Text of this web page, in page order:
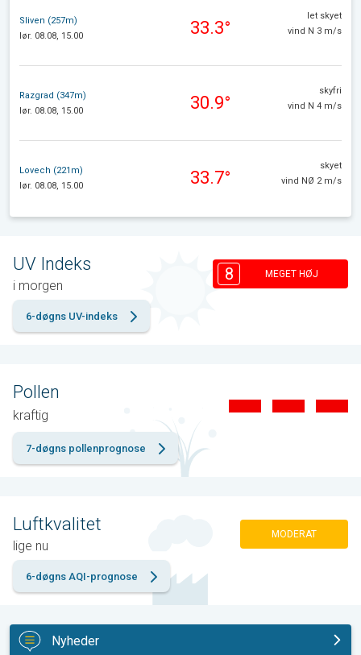
Sliven (257m)
lør. 08.08, 15.00
33.3°
let skyet
vind N 3 m/s
Razgrad (347m)
lør. 08.08, 15.00
30.9°
skyfri
vind N 4 m/s
Lovech (221m)
lør. 08.08, 15.00
33.7°
skyet
vind NØ 2 m/s
UV Indeks
i morgen
8 MEGET HØJ
6-døgns UV-indeks
Pollen
kraftig
7-døgns pollenprognose
Luftkvalitet
lige nu
MODERAT
6-døgns AQI-prognose
Nyheder